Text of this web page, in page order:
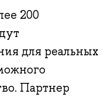
200
для реальных
Партнер